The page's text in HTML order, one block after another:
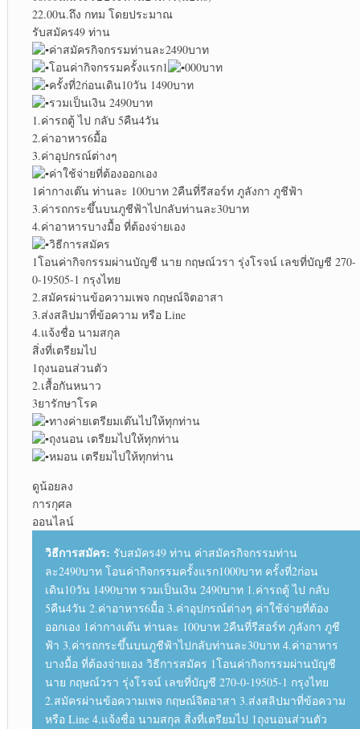
22.00น.ถึง กทม โดยประมาณ
รับสมัคร49 ท่าน
ค่าสมัครกิจกรรมท่านละ2490บาท
โอนค่ากิจกรรมครั้งแรก1
000บาท
ครั้งที่2ก่อนเดิน10วัน 1490บาท
รวมเป็นเงิน 2490บาท
1.ค่ารถตู้ ไป กลับ 5คืน4วัน
2.ค่าอาหาร6มื้อ
3.ค่าอุปกรณ์ต่างๆ
ค่าใช้จ่ายที่ต้องออกเอง
1ค่ากางเต๊น ท่านละ 100บาท 2คืนที่รีสอร์ท ภูลังกา ภูชีฟ้า
3.ค่ารถกระขึ้นบนภูชีฟ้าไปกลับท่านละ30บาท
4.ค่าอาหารบางมื้อ ที่ต้องจ่ายเอง
วิธีการสมัคร
1โอนค่ากิจกรรมผ่านบัญชี นาย กฤษณ์วรา รุ่งโรจน์ เลขที่บัญชี 270-
0-19505-1 กรุงไทย
2.สมัครผ่านข้อความเพจ กฤษณ์จิตอาสา
3.ส่งสลิปมาที่ข้อความ หรือ Line
4.แจ้งชื่อ นามสกุล
สิ่งที่เตรียมไป
1ถุงนอนส่วนตัว
2.เสื้อกันหนาว
3ยารักษาโรค
ทางค่ายเตรียมเต๊นไปให้ทุกท่าน
ถุงนอน เตรียมไปให้ทุกท่าน
หมอน เตรียมไปให้ทุกท่าน
ดูน้อยลง
การกุศล
ออนไลน์
วิธีการสมัคร: รับสมัคร49 ท่าน ค่าสมัครกิจกรรมท่าน
ละ2490บาท โอนค่ากิจกรรมครั้งแรก1000บาท ครั้งที่2ก่อน
เดิน10วัน 1490บาท รวมเป็นเงิน 2490บาท 1.ค่ารถตู้ ไป กลับ
5คืน4วัน 2.ค่าอาหาร6มื้อ 3.ค่าอุปกรณ์ต่างๆ ค่าใช้จ่ายที่ต้อง
ออกเอง 1ค่ากางเต๊น ท่านละ 100บาท 2คืนที่รีสอร์ท ภูลังกา ภูชี
ฟ้า 3.ค่ารถกระขึ้นบนภูชีฟ้าไปกลับท่านละ30บาท 4.ค่าอาหาร
บางมื้อ ที่ต้องจ่ายเอง วิธีการสมัคร 1โอนค่ากิจกรรมผ่านบัญชี
นาย กฤษณ์วรา รุ่งโรจน์ เลขที่บัญชี 270-0-19505-1 กรุงไทย
2.สมัครผ่านข้อความเพจ กฤษณ์จิตอาสา 3.ส่งสลิปมาที่ข้อความ
หรือ Line 4.แจ้งชื่อ นามสกุล สิ่งที่เตรียมไป 1ถุงนอนส่วนตัว